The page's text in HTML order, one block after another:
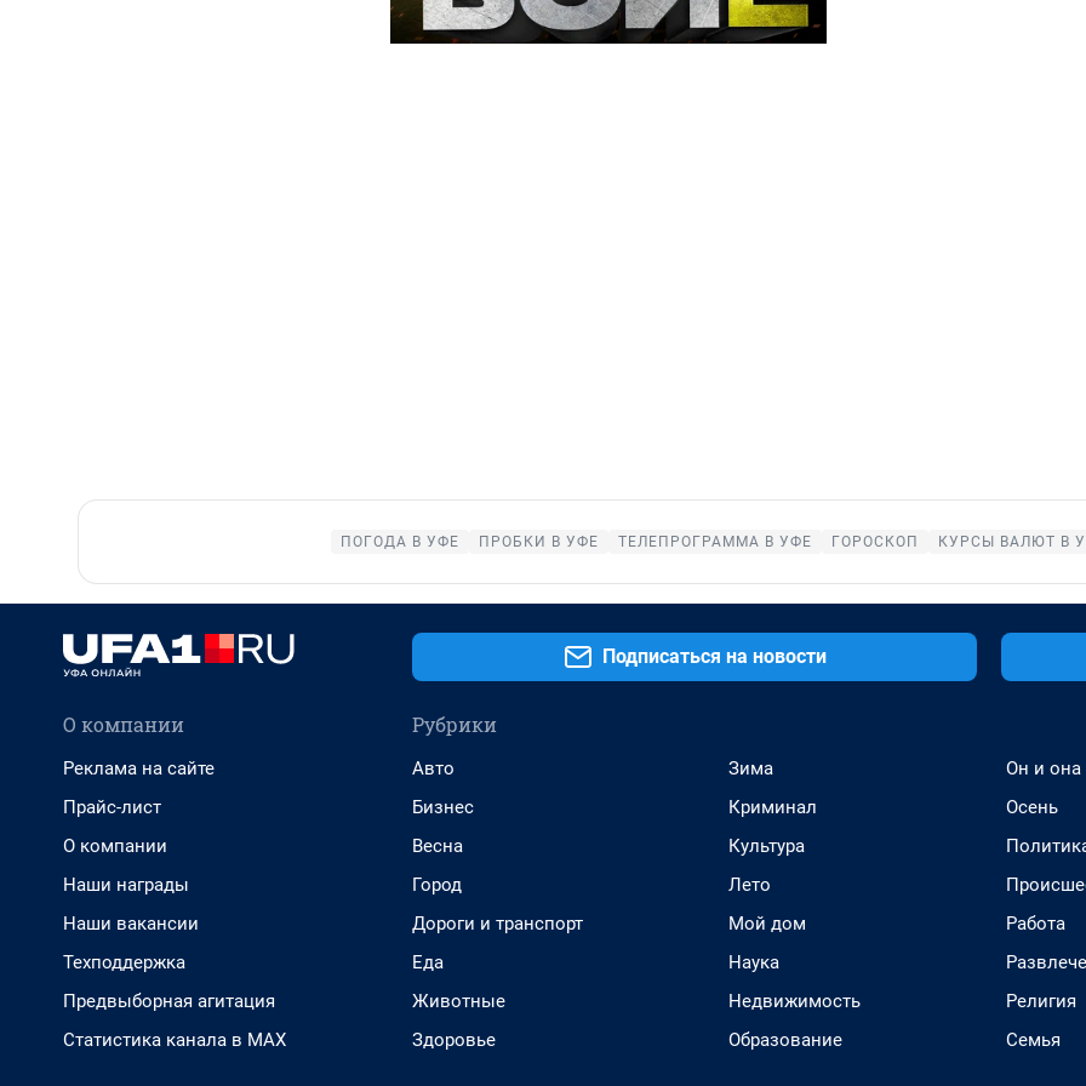
ПОГОДА В УФЕ ПРОБКИ В УФЕ ТЕЛЕПРОГРАММА В УФЕ ГОРОСКОП КУРСЫ ВАЛЮТ В
Подписаться на новости
О компании
Реклама на сайте
Прайс-лист
О компании
Наши награды
Наши вакансии
Техподдержка
Предвыборная агитация
Статистика канала в MAX
Рубрики
Авто
Бизнес
Весна
Город
Дороги и транспорт
Еда
Животные
Здоровье
Зима
Криминал
Культура
Лето
Мой дом
Наука
Недвижимость
Образование
Он и она
Осень
Работа
Религия
Семья